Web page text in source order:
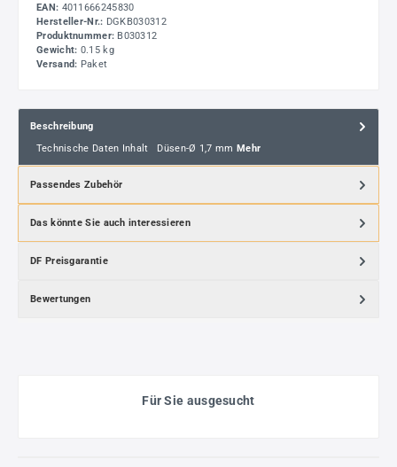
EAN: 4011666245830
Hersteller-Nr.: DGKB030312
Produktnummer: B030312
Gewicht: 0.15 kg
Versand: Paket
Beschreibung
Technische Daten Inhalt Düsen-Ø 1,7 mm Mehr
Passendes Zubehör
Das könnte Sie auch interessieren
DF Preisgarantie
Bewertungen
Für Sie ausgesucht